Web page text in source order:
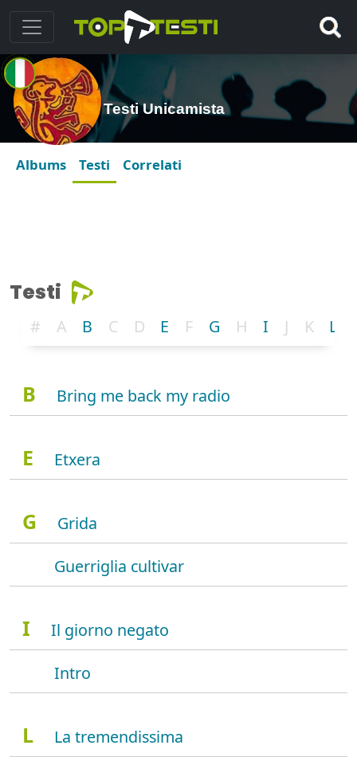
Testi Unicamista
Albums Testi Correlati
Testi
# A B C D E F G H I J K L
B Bring me back my radio
E Etxera
G
Grida
Guerriglia cultivar
I
Il giorno negato
Intro
L La tremendissima